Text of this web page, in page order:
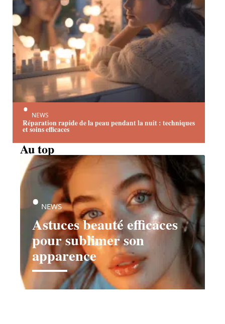
NEWS
Réparation rapide de la peau pendant la nuit : techniques
et soins efficaces
Au top
Astuces beauté efficaces
pour sublimer son
apparence
NEWS